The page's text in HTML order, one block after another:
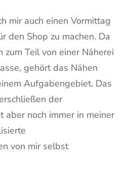
mir auch einen Vormittag
den Shop zu machen. Da
zum Teil von einer Näherei
gehört das Nähen
Aufgabengebiet. Das
der
noch immer in meiner
von mir selbst